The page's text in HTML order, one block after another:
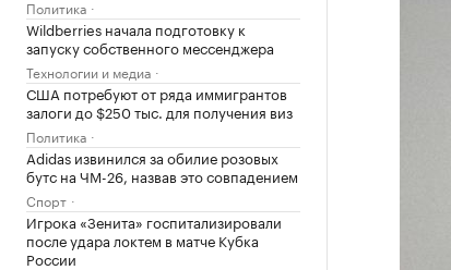
Политика
Wildberries начала подготовку к
запуску собственного мессенджера
Технологии и медиа
США потребуют от ряда иммигрантов
залоги до $250 тыс. для получения виз
Политика
Adidas извинился за обилие розовых
бутс на ЧМ-26, назвав это совпадением
Спорт
Игрока «Зенита» госпитализировали
после удара локтем в матче Кубка
России